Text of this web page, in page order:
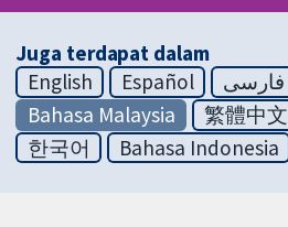
Juga terdapat dalam
English
Español فارسی
Bahasa Malaysia
繁體中文
한국어
Bahasa Indonesia